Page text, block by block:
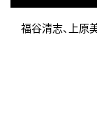
福谷清志、上原